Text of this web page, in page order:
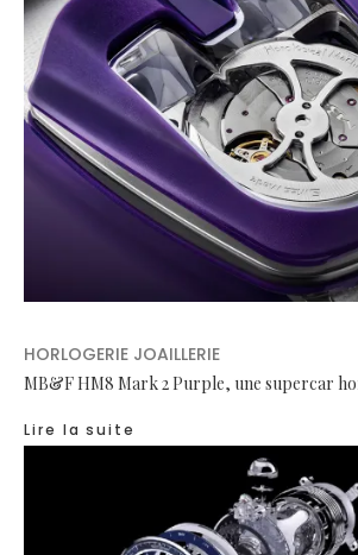
HORLOGERIE JOAILLERIE
MB&F HM8 Mark 2 Purple, une supercar
Lire la suite